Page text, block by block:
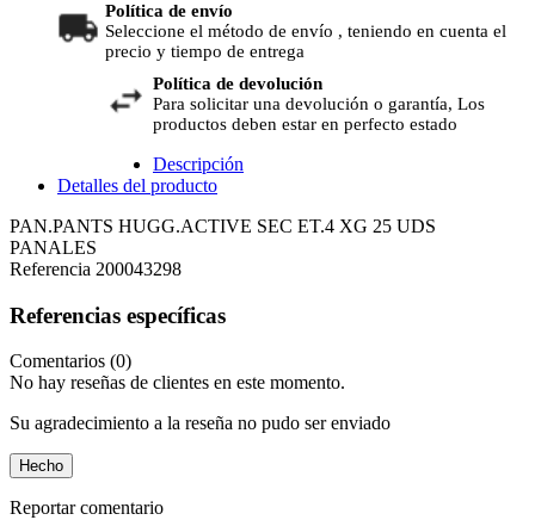
Política de envío
Seleccione el método de envío , teniendo en cuenta el
precio y tiempo de entrega
Política de devolución
Para solicitar una devolución o garantía, Los
productos deben estar en perfecto estado
Descripción
Detalles del producto
PAN.PANTS HUGG.ACTIVE SEC ET.4 XG 25 UDS
PANALES
Referencia 200043298
Referencias específicas
Comentarios (0)
No hay reseñas de clientes en este momento.
Su agradecimiento a la reseña no pudo ser enviado
Hecho
Reportar comentario